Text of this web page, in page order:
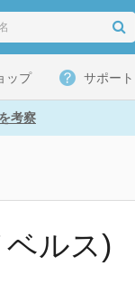
ップ サポート
考察
ルス)